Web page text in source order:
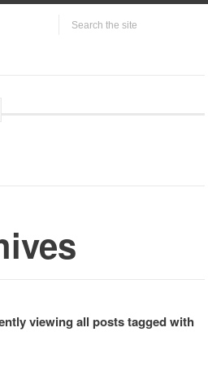
viewing all posts tagged with